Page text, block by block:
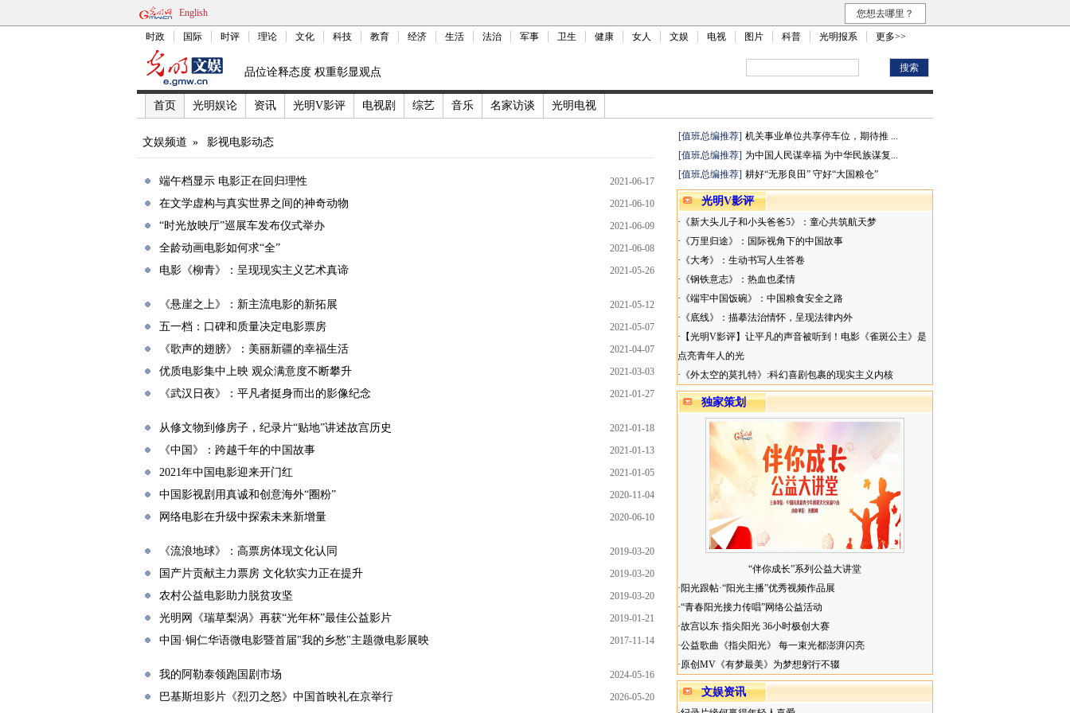
English 您想去哪里？
时政 国际 时评 理论 文化 科技 教育 经济 生活 法治 军事 卫生 健康 女人 文娱 电视 图片 科普 光明报系 更多>>
品位诠释态度 权重彰显观点
首页 光明娱论 资讯 光明V影评 电视剧 综艺 音乐 名家访谈 光明电视
文娱频道 » 影视电影动态
端午档显示 电影正在回归理性 2021-06-17
在文学虚构与真实世界之间的神奇动物 2021-06-10
“时光放映厅”巡展车发布仪式举办 2021-06-09
全龄动画电影如何求“全” 2021-06-08
电影《柳青》：呈现现实主义艺术真谛 2021-05-26
《悬崖之上》：新主流电影的新拓展 2021-05-12
五一档：口碑和质量决定电影票房 2021-05-07
《歌声的翅膀》：美丽新疆的幸福生活 2021-04-07
优质电影集中上映 观众满意度不断攀升 2021-03-03
《武汉日夜》：平凡者挺身而出的影像纪念 2021-01-27
从修文物到修房子，纪录片“贴地”讲述故宫历史 2021-01-18
《中国》：跨越千年的中国故事 2021-01-13
2021年中国电影迎来开门红 2021-01-05
中国影视剧用真诚和创意海外“圈粉” 2020-11-04
网络电影在升级中探索未来新增量 2020-06-10
《流浪地球》：高票房体现文化认同 2019-03-20
国产片贡献主力票房 文化软实力正在提升 2019-03-20
农村公益电影助力脱贫攻坚 2019-03-20
光明网《瑞草梨涡》再获“光年杯”最佳公益影片 2019-01-21
中国·铜仁华语微电影暨首届"我的乡愁"主题微电影展映 2017-11-14
我的阿勒泰领跑国剧市场 2024-05-16
巴基斯坦影片《烈刃之怒》中国首映礼在京举行 2026-05-20
[值班总编推荐] 机关事业单位共享停车位，期待推 ...
[值班总编推荐] 为中国人民谋幸福 为中华民族谋复...
[值班总编推荐] 耕好“无形良田” 守好“大国粮仓”
光明V影评
· 《新大头儿子和小头爸爸5》：童心共筑航天梦
· 《万里归途》：国际视角下的中国故事
· 《大考》：生动书写人生答卷
· 《钢铁意志》：热血也柔情
· 《端牢中国饭碗》：中国粮食安全之路
· 《底线》：描摹法治情怀，呈现法律内外
· 【光明V影评】让平凡的声音被听到！电影《雀斑公主》是
点亮青年人的光
· 《外太空的莫扎特》:科幻喜剧包裹的现实主义内核
独家策划
“伴你成长”系列公益大讲堂
·阳光跟帖·“阳光主播”优秀视频作品展
·“青春阳光接力传唱”网络公益活动
·故宫以东·指尖阳光 36小时极创大赛
·公益歌曲《指尖阳光》 每一束光都澎湃闪亮
·原创MV《有梦最美》为梦想躬行不辍
文娱资讯